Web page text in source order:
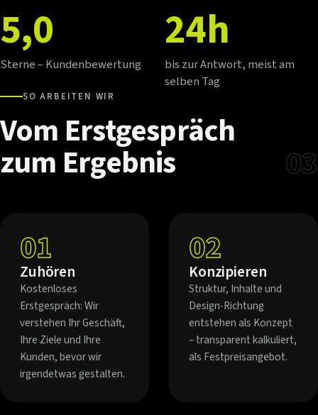
5,0
Sterne – Kundenbewertung
24h
bis zur Antwort, meist am
selben Tag
SO ARBEITEN WIR
Vom Erstgespräch
zum Ergebnis
03
01
Zuhören
Kostenloses
Erstgespräch: Wir
verstehen Ihr Geschäft,
Ihre Ziele und Ihre
Kunden, bevor wir
irgendetwas gestalten.
02
Konzipieren
Struktur, Inhalte und
Design-Richtung
entstehen als Konzept
– transparent kalkuliert,
als Festpreisangebot.